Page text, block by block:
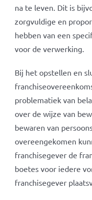
na te leven. Dit is
zorgvuldige en
hebben van een
voor de verwerking.
Bij het opstellen en
problematiek van
over de wijze van
bewaren van
overeengekomen
franchisegever de
boetes voor iedere
franchisegever